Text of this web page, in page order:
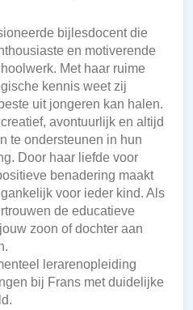
bijlesdocent die
en motiverende
Met haar ruime
kennis weet zij
uit jongeren kan halen.
creatief, avontuurlijk en altijd
te ondersteunen in hun
Door haar liefde voor
benadering maakt
voor ieder kind. Als
de educatieve
zoon of dochter aan
lerarenopleiding
bij Frans met duidelijke